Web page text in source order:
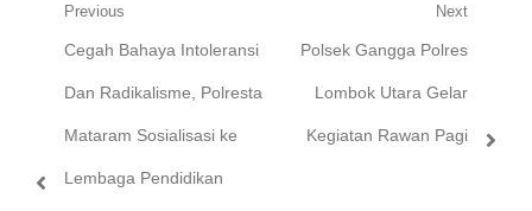
Navigasi
pos
Previous
Previous
post:
Cegah Bahaya Intoleransi
Dan Radikalisme, Polresta
Mataram Sosialisasi ke
Lembaga Pendidikan
Next
Next
post:
Polsek Gangga Polres
Lombok Utara Gelar
Kegiatan Rawan Pagi